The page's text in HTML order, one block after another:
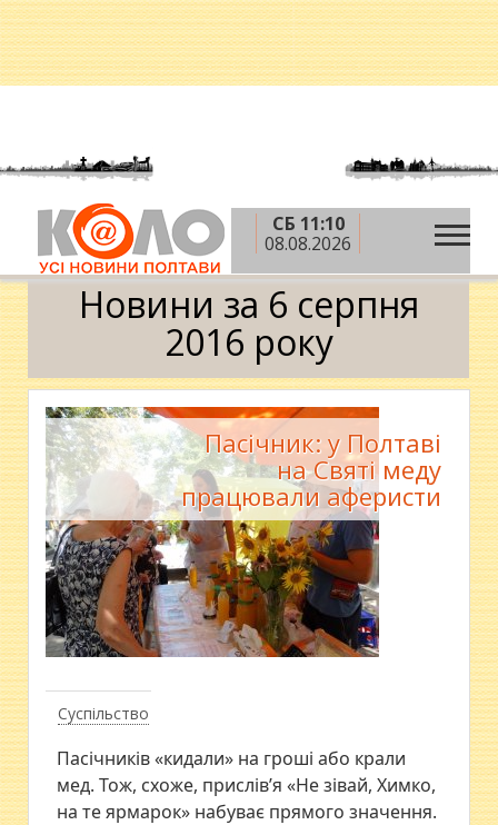
СБ 11:10
08.08.2026
Головна » 2016 рік » серпень »6 серпня
Календар
Новини за 6 серпня
2016 року
Суспільство
Пасічник: у Полтаві
на Святі меду
працювали аферисти
Пасічників «кидали» на гроші або крали
мед. Тож, схоже, прислів’я «Не зівай, Химко,
на те ярмарок» набуває прямого значення.